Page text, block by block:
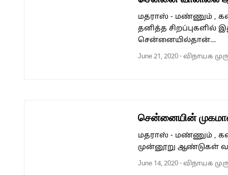
மதராஸ் - மண்ணும் ,
தனித்த சிறப்புகளில்
சென்னையில்தான்…
June 21, 2020-விநாயக
சென்னையின்
மதராஸ் - மண்ணும் ,
முன்னூறு ஆண்டுகள்
June 14, 2020-விநாயக